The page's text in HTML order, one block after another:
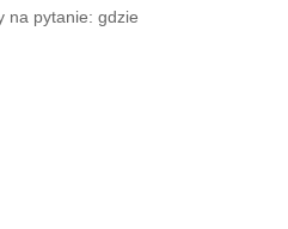
na pytanie: gdzie